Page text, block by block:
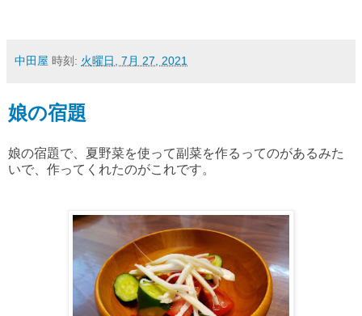
中田屋 時刻: 火曜日, 7月 27, 2021
娘の宿題
娘の宿題で、夏野菜を使って副菜を作るってのがあるみた
いで、作ってくれたのがこれです。